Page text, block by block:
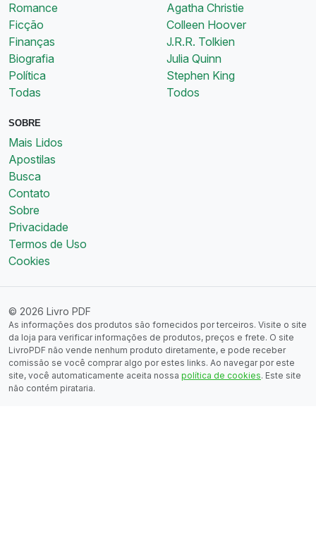
Romance
Ficção
Finanças
Biografia
Política
Todas
Agatha Christie
Colleen Hoover
J.R.R. Tolkien
Julia Quinn
Stephen King
Todos
SOBRE
Mais Lidos
Apostilas
Busca
Contato
Sobre
Privacidade
Termos de Uso
Cookies
© 2026 Livro PDF
As informações dos produtos são fornecidos por terceiros. Visite o site
da loja para verificar informações de produtos, preços e frete. O site
LivroPDF não vende nenhum produto diretamente, e pode receber
comissão se você comprar algo por estes links. Ao navegar por este
site, você automaticamente aceita nossa política de cookies. Este site
não contém pirataria.